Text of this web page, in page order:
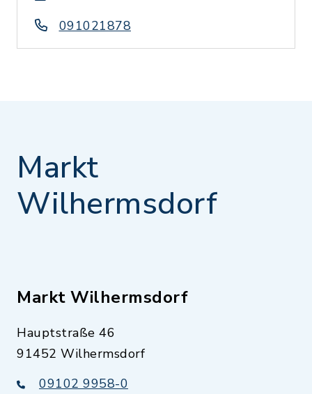
091021878
Markt
Wilhermsdorf
Markt Wilhermsdorf
Hauptstraße 46
91452 Wilhermsdorf
09102 9958-0